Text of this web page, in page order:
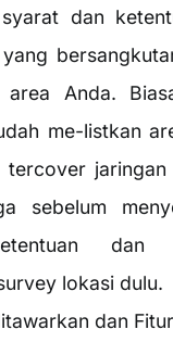
dan
area Anda.
me-listkan
tercover jaringan
sebelum
dan
lokasi dulu.
dan